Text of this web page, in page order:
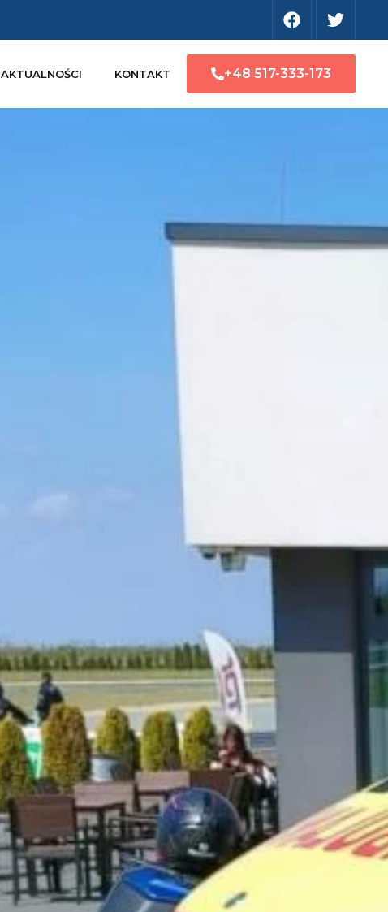
AKTUALNOŚCI KONTAKT +48 517-333-173